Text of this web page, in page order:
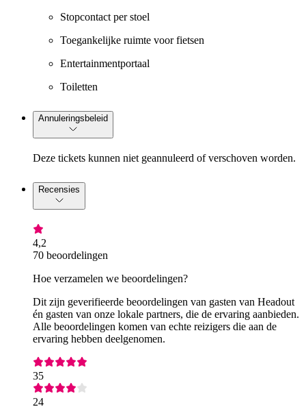
Stopcontact per stoel
Toegankelijke ruimte voor fietsen
Entertainmentportaal
Toiletten
Annuleringsbeleid
Deze tickets kunnen niet geannuleerd of verschoven worden.
Recensies
4,2
70 beoordelingen
Hoe verzamelen we beoordelingen?
Dit zijn geverifieerde beoordelingen van gasten van Headout
én gasten van onze lokale partners, die de ervaring aanbieden.
Alle beoordelingen komen van echte reizigers die aan de
ervaring hebben deelgenomen.
35
24